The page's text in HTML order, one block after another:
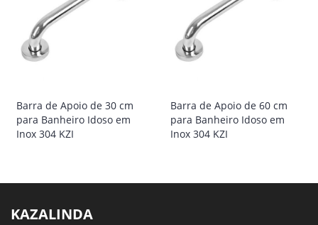
Barra de Apoio de 30 cm
para Banheiro Idoso em
Inox 304 KZI
Barra de Apoio de 60 cm
para Banheiro Idoso em
Inox 304 KZI
KAZALINDA